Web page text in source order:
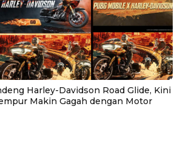
Harley-Davidson Road Glide, Kini
Makin Gagah dengan Motor